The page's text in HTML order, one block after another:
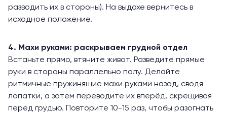
разводить их в стороны). На выдохе вернитесь в
исходное положение.
4. Махи руками: раскрываем грудной отдел
Встаньте прямо, втяните живот. Разведите прямые
руки в стороны параллельно полу. Делайте
ритмичные пружинящие махи руками назад, сводя
лопатки, а затем переводите их вперёд, скрещивая
перед грудью. Повторите 10-15 раз, чтобы разогнать